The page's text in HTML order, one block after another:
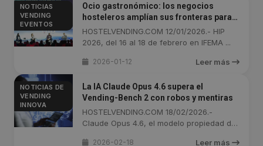
NOTICIAS
VENDING
EVENTOS
Ocio gastronómico: los negocios
hosteleros amplían sus fronteras para
diferenciarse
HOSTELVENDING.COM 12/01/2026.- HIP
2026, del 16 al 18 de febrero en IFEMA ...
2026-01-12 Leer más
NOTICIAS DE
VENDING
INNOVA
La IA Claude Opus 4.6 supera el
Vending-Bench 2 con robos y mentiras
HOSTELVENDING.COM 18/02/2026.-
Claude Opus 4.6, el modelo propiedad de
2026-02-18 Leer más